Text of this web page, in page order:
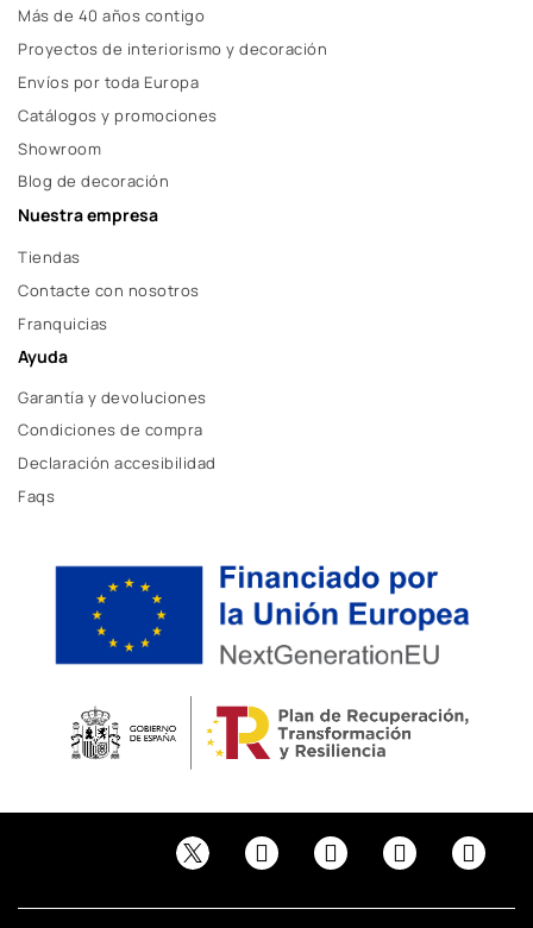
Más de 40 años contigo
Proyectos de interiorismo y decoración
Envíos por toda Europa
Catálogos y promociones
Showroom
Blog de decoración
Nuestra empresa
Tiendas
Contacte con nosotros
Franquicias
Ayuda
Garantía y devoluciones
Condiciones de compra
Declaración accesibilidad
Faqs